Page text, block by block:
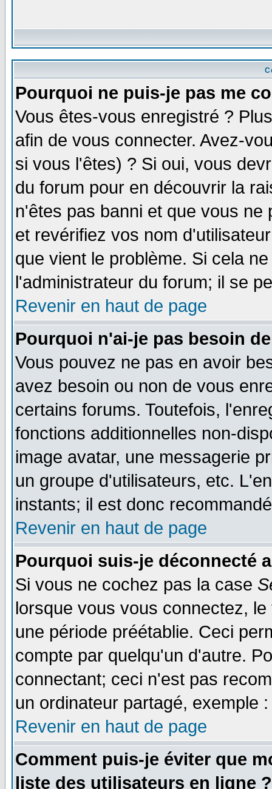
Pourquoi ne puis-je pas me
Vous êtes-vous enregistré ?
afin de vous connecter. Avez-
si vous l'êtes) ? Si oui, vous
du forum pour en découvrir la
n'êtes pas banni et que vous
et revérifiez vos nom
que vient le problème. Si cela
l'administrateur du forum; il se
Revenir en haut de page
Pourquoi n'ai-je pas besoin
Vous pouvez ne pas en avoir
avez besoin ou non de vous
certains forums. Toutefois,
fonctions additionnelles non-
image avatar, une messagerie
un groupe d'utilisateurs, etc.
instants; il est donc
Revenir en haut de page
Pourquoi suis-je déconnecté
Si vous ne cochez pas la case
lorsque vous vous connectez,
une période préétablie. Ceci
compte par quelqu'un d'autre.
connectant; ceci n'est pas
un ordinateur partagé, exemple
Revenir en haut de page
Comment puis-je éviter que
liste des utilisateurs en ligne ?